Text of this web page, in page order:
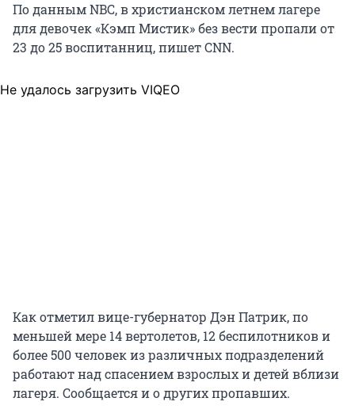
По данным NBC, в христианском летнем лагере
для девочек «Кэмп Мистик» без вести пропали от
23 до 25 воспитанниц, пишет CNN.
Не удалось загрузить VIQEO
Как отметил вице-губернатор Дэн Патрик, по
меньшей мере 14 вертолетов, 12 беспилотников и
более 500 человек из различных подразделений
работают над спасением взрослых и детей вблизи
лагеря. Сообщается и о других пропавших.